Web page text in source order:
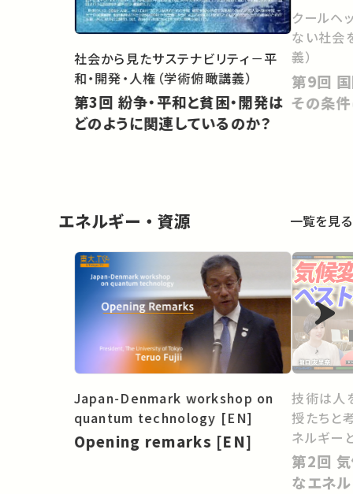
社会から見たサステナビリティ－平
和・開発・人権（学術俯瞰講義）
第3回 紛争・平和と貧困・開発は
どのように関連しているのか？
クールヘ
ない社会
義）
第9回 国際社会における平和－
その条
エネルギー・資源 一覧を見る
Japan-Denmark workshop on
quantum technology [EN]
Opening remarks [EN]
技術は人
授たちと
ネルギー
会をどう
第2回 気候変動を止めるベスト
なエネ